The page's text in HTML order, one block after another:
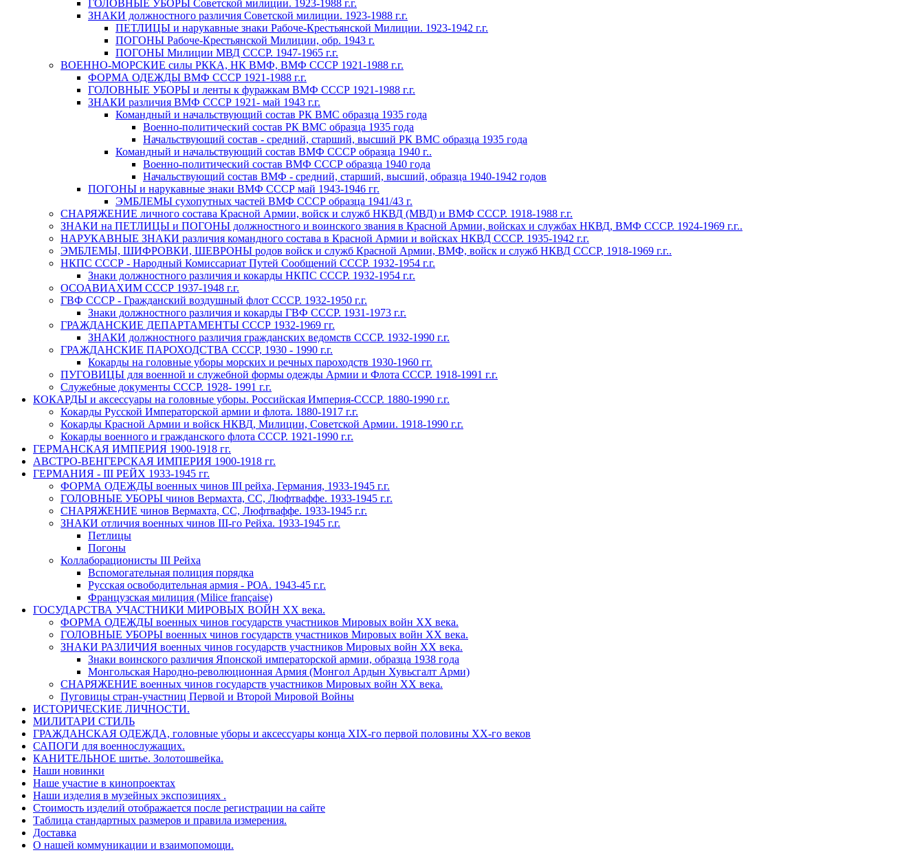
ГОЛОВНЫЕ УБОРЫ Советской милиции. 1923-1988 г.г.
ЗНАКИ должностного различия Советской милиции. 1923-1988 г.г.
ПЕТЛИЦЫ и нарукавные знаки Рабоче-Крестьянской Милиции. 1923-1942 г.г.
ПОГОНЫ Рабоче-Крестьянской Милиции, обр. 1943 г.
ПОГОНЫ Милиции МВД СССР. 1947-1965 г.г.
ВОЕННО-МОРСКИЕ силы РККА, НК ВМФ, ВМФ СССР 1921-1988 г.г.
ФОРМА ОДЕЖДЫ ВМФ СССР 1921-1988 г.г.
ГОЛОВНЫЕ УБОРЫ и ленты к фуражкам ВМФ СССР 1921-1988 г.г.
ЗНАКИ различия ВМФ СССР 1921- май 1943 г.г.
Командный и начальствующий состав РК ВМС образца 1935 года
Военно-политический состав РК ВМС образца 1935 года
Начальствующий состав - средний, старший, высший РК ВМС образца 1935 года
Командный и начальствующий состав ВМФ СССР образца 1940 г..
Военно-политический состав ВМФ СССР образца 1940 года
Начальствующий состав ВМФ - средний, старший, высший, образца 1940-1942 годов
ПОГОНЫ и нарукавные знаки ВМФ СССР май 1943-1946 гг.
ЭМБЛЕМЫ сухопутных частей ВМФ СССР образца 1941/43 г.
СНАРЯЖЕНИЕ личного состава Красной Армии, войск и служб НКВД (МВД) и ВМФ СССР. 1918-1988 г.г.
ЗНАКИ на ПЕТЛИЦЫ и ПОГОНЫ должностного и воинского звания в Красной Армии, войсках и службах НКВД, ВМФ СССР. 1924-1969 г.г..
НАРУКАВНЫЕ ЗНАКИ различия командного состава в Красной Армии и войсках НКВД СССР. 1935-1942 г.г.
ЭМБЛЕМЫ, ШИФРОВКИ, ШЕВРОНЫ родов войск и служб Красной Армии, ВМФ, войск и служб НКВД СССР, 1918-1969 г.г..
НКПС СССР - Народный Комиссариат Путей Сообщений СССР. 1932-1954 г.г.
Знаки должностного различия и кокарды НКПС СССР. 1932-1954 г.г.
ОСОАВИАХИМ СССР 1937-1948 г.г.
ГВФ СССР - Гражданский воздушный флот СССР. 1932-1950 г.г.
Знаки должностного различия и кокарды ГВФ СССР. 1931-1973 г.г.
ГРАЖДАНСКИЕ ДЕПАРТАМЕНТЫ СССР 1932-1969 гг.
ЗНАКИ должностного различия гражданских ведомств СССР. 1932-1990 г.г.
ГРАЖДАНСКИЕ ПАРОХОДСТВА СССР, 1930 - 1990 г.г.
Кокарды на головные уборы морских и речных пароходств 1930-1960 гг.
ПУГОВИЦЫ для военной и служебной формы одежды Армии и Флота СССР. 1918-1991 г.г.
Служебные документы СССР. 1928- 1991 г.г.
КОКАРДЫ и аксессуары на головные уборы. Российская Империя-СССР. 1880-1990 г.г.
Кокарды Русской Императорской армии и флота. 1880-1917 г.г.
Кокарды Красной Армии и войск НКВД, Милиции, Советской Армии. 1918-1990 г.г.
Кокарды военного и гражданского флота СССР. 1921-1990 г.г.
ГЕРМАНСКАЯ ИМПЕРИЯ 1900-1918 гг.
АВСТРО-ВЕНГЕРСКАЯ ИМПЕРИЯ 1900-1918 гг.
ГЕРМАНИЯ - III РЕЙХ 1933-1945 гг.
ФОРМА ОДЕЖДЫ военных чинов III рейха, Германия, 1933-1945 г.г.
ГОЛОВНЫЕ УБОРЫ чинов Вермахта, СС, Люфтваффе. 1933-1945 г.г.
СНАРЯЖЕНИЕ чинов Вермахта, СС, Люфтваффе. 1933-1945 г.г.
ЗНАКИ отличия военных чинов III-го Рейха. 1933-1945 г.г.
Петлицы
Погоны
Коллаборационисты ІІІ Рейха
Вспомогательная полиция порядка
Русская освободительная армия - РОА. 1943-45 г.г.
Французская милиция (Milice française)
ГОСУДАРСТВА УЧАСТНИКИ МИРОВЫХ ВОЙН ХХ века.
ФОРМА ОДЕЖДЫ военных чинов государств участников Мировых войн ХХ века.
ГОЛОВНЫЕ УБОРЫ военных чинов государств участников Мировых войн ХХ века.
ЗНАКИ РАЗЛИЧИЯ военных чинов государств участников Мировых войн ХХ века.
Знаки воинского различия Японской императорской армии, образца 1938 года
Монгольская Народно-революционная Армия (Монгол Ардын Хувьсгалт Арми)
СНАРЯЖЕНИЕ военных чинов государств участников Мировых войн ХХ века.
Пуговицы стран-участниц Первой и Второй Мировой Войны
ИСТОРИЧЕСКИЕ ЛИЧНОСТИ.
МИЛИТАРИ СТИЛЬ
ГРАЖДАНСКАЯ ОДЕЖДА, головные уборы и аксессуары конца ХІХ-го первой половины ХХ-го веков
САПОГИ для военнослужащих.
КАНИТЕЛЬНОЕ шитье. Золотошвейка.
Наши новинки
Наше участие в кинопроектах
Наши изделия в музейных экспозициях .
Стоимость изделий отображается после регистрации на сайте
Таблица стандартных размеров и правила измерения.
Доставка
О нашей коммуникации и взаимопомощи.